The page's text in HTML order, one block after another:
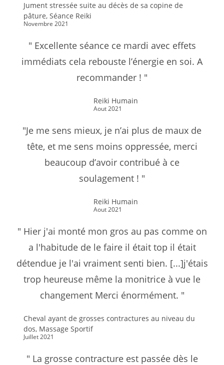
Jument stressée suite au décès de sa copine de
pâture, Séance Reiki
Novembre 2021
" Excellente séance ce mardi avec effets
immédiats cela rebouste l’énergie en soi. A
recommander ! "
Reiki Humain
Aout 2021
"Je me sens mieux, je n’ai plus de maux de
tête, et me sens moins oppressée, merci
beaucoup d’avoir contribué à ce
soulagement ! "
Reiki Humain
Aout 2021
" Hier j'ai monté mon gros au pas comme on
a l'habitude de le faire il était top il était
détendue je l'ai vraiment senti bien. [...]j'étais
trop heureuse même la monitrice à vue le
changement Merci énormément. "
Cheval ayant de grosses contractures au niveau du
dos, Massage Sportif
Juillet 2021
" La grosse contracture est passée dès le